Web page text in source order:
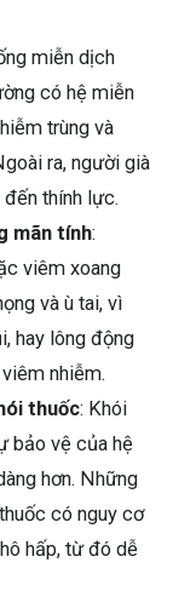
miễn dịch
có hệ miễn
trùng và
ra, người già
thính lực.
mãn tính:
viêm xoang
và ù tai, vì
hay lông động
nhiễm.
thuốc: Khói
bảo vệ của hệ
hơn. Những
có nguy cơ
hấp, từ đó dễ